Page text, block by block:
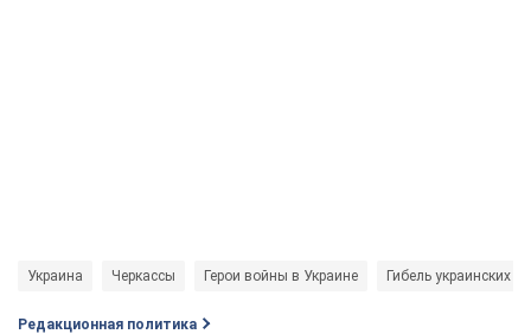
Украина Черкассы Герои войны в Украине Гибель украинских
Редакционная политика